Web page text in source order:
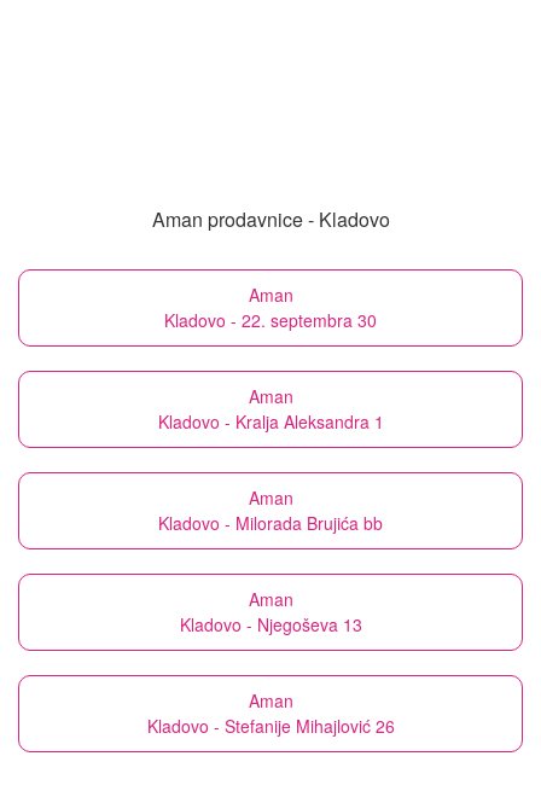
Aman prodavnice - Kladovo
Aman
Kladovo - 22. septembra 30
Aman
Kladovo - Kralja Aleksandra 1
Aman
Kladovo - Milorada Brujića bb
Aman
Kladovo - Njegoševa 13
Aman
Kladovo - Stefanije Mihajlović 26